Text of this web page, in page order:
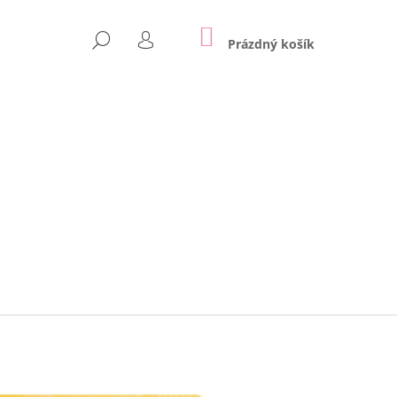
HLEDAT
PŘIHLÁŠENÍ
NÁKUPNÍ
KOŠÍK
Prázdný košík